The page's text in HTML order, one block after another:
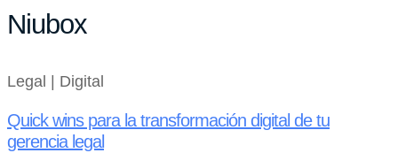
Niubox
Legal | Digital
Quick wins para la transformación digital de tu
gerencia legal